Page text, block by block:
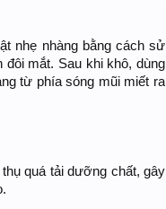
nhẹ nhàng bằng cách sử
mắt. Sau khi khô, dùng
từ phía sóng mũi miết ra
quá tải dưỡng chất, gây